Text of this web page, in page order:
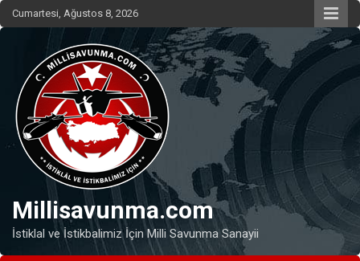
Skip
to
Cumartesi, Ağustos 8, 2026
Millisavunma.com
İstiklal ve İstikbalimiz İçin Milli Savunma Sanayii